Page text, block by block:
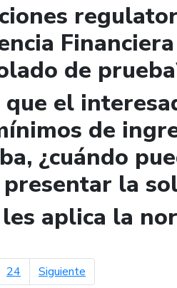
de
que el
de
¿cuándo
la
aplica la
24 Siguiente